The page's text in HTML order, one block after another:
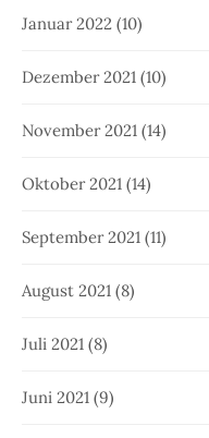
Januar 2022 (10)
Dezember 2021 (10)
November 2021 (14)
Oktober 2021 (14)
September 2021 (11)
August 2021 (8)
Juli 2021 (8)
Juni 2021 (9)